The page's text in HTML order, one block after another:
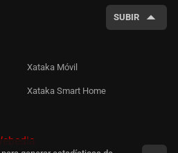
SUBIR
Xataka Móvil
Xataka Smart Home